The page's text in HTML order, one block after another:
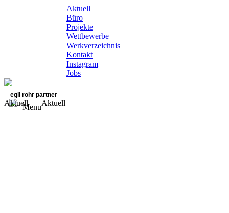
Aktuell
Büro
Projekte
Wettbewerbe
Werkverzeichnis
Kontakt
Instagram
Jobs
egli rohr partner
Menu
Aktuell Aktuell